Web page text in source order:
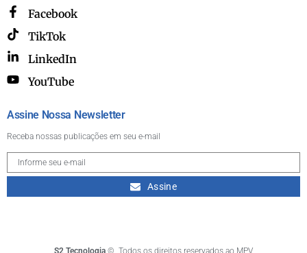
Facebook
TikTok
LinkedIn
YouTube
Assine Nossa Newsletter
Receba nossas publicações em seu e-mail
Assine
S2 Tecnologia ©. Todos os direitos reservados ao MPV